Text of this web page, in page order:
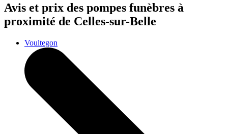
Avis et prix des pompes funèbres à
proximité de Celles-sur-Belle
Voultegon